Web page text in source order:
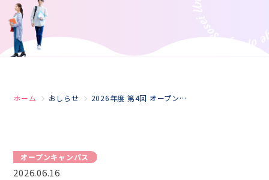
ホーム おしらせ 2026年度 第4回 オープンキャンパス(AM・PM)
オープンキャンパス
2026.06.16